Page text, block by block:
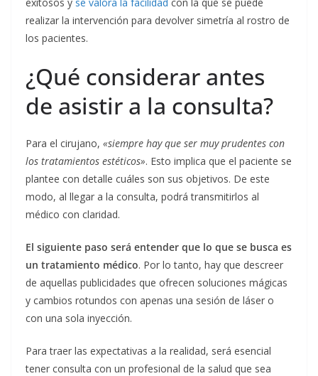
realizar la intervención para devolver simetría al rostro de
los pacientes.
¿Qué considerar antes
de asistir a la consulta?
Para el cirujano, «siempre hay que ser muy prudentes con
los tratamientos estéticos». Esto implica que el paciente se
plantee con detalle cuáles son sus objetivos. De este
modo, al llegar a la consulta, podrá transmitirlos al
médico con claridad.
El siguiente paso será entender que lo que se busca es
un tratamiento médico. Por lo tanto, hay que descreer
de aquellas publicidades que ofrecen soluciones mágicas
y cambios rotundos con apenas una sesión de láser o
con una sola inyección.
Para traer las expectativas a la realidad, será esencial
tener consulta con un profesional de la salud que sea